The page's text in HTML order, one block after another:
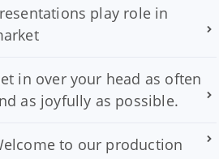
play role in
in over your head as often
as joyfully as possible.
to our production